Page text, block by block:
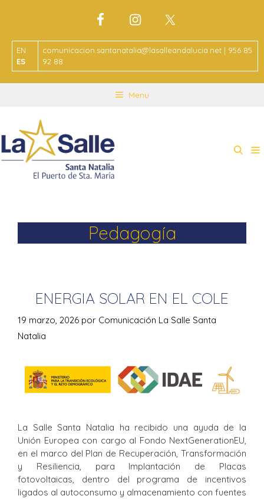
EN
ES
comunicacion.santanatalia@lasalleandalucia.net | 956 85
92 88
Menu
Pedagogía
ENERGIA SOLAR EN EL COLE
19 marzo, 2026 por Comunicación La Salle Santa
Natalia
La Salle Santa Natalia ha recibido una ayuda de la
Unión Europea con cargo al Fondo NextGenerationEU,
en el marco del Plan de Recuperación, Transformación
y Resiliencia, para Implantación de Placas
fotovoltaicas, dentro del programa de incentivos
ligados al autoconsumo y almacenamiento con fuentes